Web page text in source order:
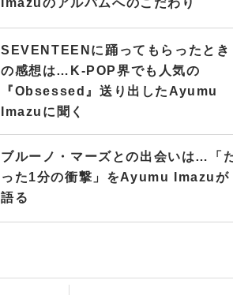
Imazuのアルバムへのこだわり
SEVENTEENに踊ってもらったとき
の感想は…K-POP界でも人気の
『Obsessed』送り出したAyumu
Imazuに聞く
ブルーノ・マーズとの出会いは…「
った1分の衝撃」をAyumu Imazuが
語る